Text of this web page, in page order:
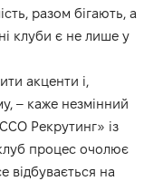
разом бігають, а
клуби є не лише у
акценти і,
– каже незмінний
Рекрутинг» із
процес очолює
відбувається на